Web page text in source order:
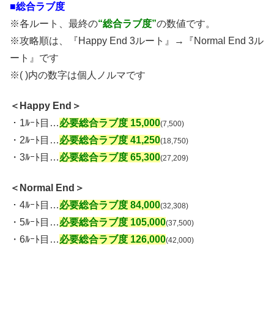
■総合ラブ度
※各ルート、最終の“総合ラブ度”の数値です。
※攻略順は、『Happy End 3ルート』→『Normal End 3ル
ート』です
※( )内の数字は個人ノルマです
＜Happy End＞
・1ﾙｰﾄ目…必要総合ラブ度 15,000(7,500)
・2ﾙｰﾄ目…必要総合ラブ度 41,250(18,750)
・3ﾙｰﾄ目…必要総合ラブ度 65,300(27,209)
＜Normal End＞
・4ﾙｰﾄ目…必要総合ラブ度 84,000(32,308)
・5ﾙｰﾄ目…必要総合ラブ度 105,000(37,500)
・6ﾙｰﾄ目…必要総合ラブ度 126,000(42,000)